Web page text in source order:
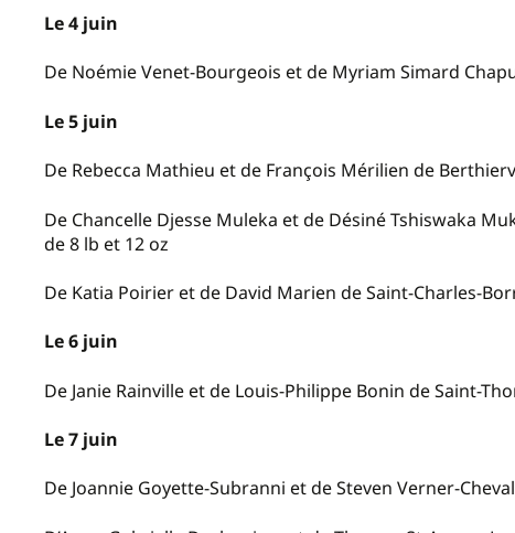
Le 4 juin
De Noémie Venet-Bourgeois et de Myriam Simard
Le 5 juin
De Rebecca Mathieu et de François Mérilien de
De Chancelle Djesse Muleka et de Désiné Tshiswaka
de 8 lb et 12 oz
De Katia Poirier et de David Marien de Saint-Charles-
Le 6 juin
De Janie Rainville et de Louis-Philippe Bonin de Saint-
Le 7 juin
De Joannie Goyette-Subranni et de Steven Verner-